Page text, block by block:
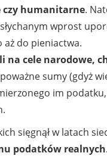
czy humanitarne.
wprost
aż do pieniactwa.
na cele narodowe,
sumy (gdyż
im
sięgnął w latach
podatków realnych